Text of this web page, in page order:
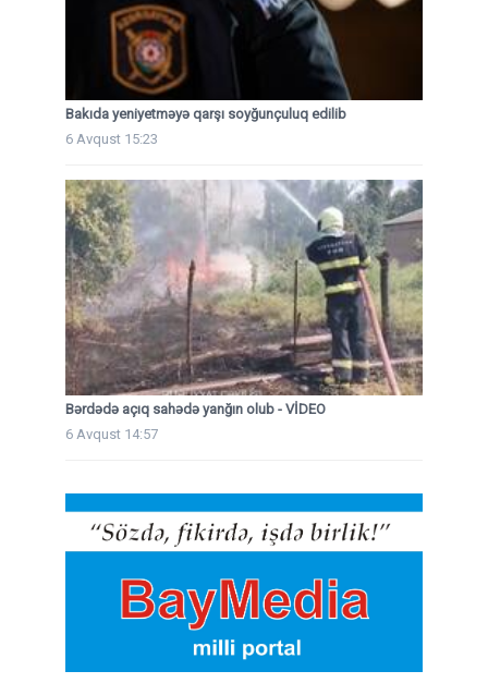
Bakıda yeniyetməyə qarşı soyğunçuluq edilib
6 Avqust 15:23
Bərdədə açıq sahədə yanğın olub - VİDEO
6 Avqust 14:57